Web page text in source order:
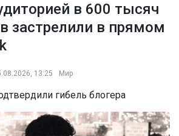
в 600 тысяч
застрелили в прямом
13:25 Мир
гибель блогера